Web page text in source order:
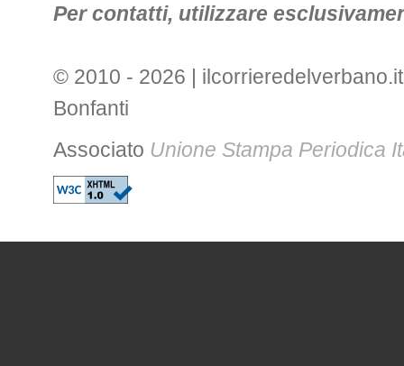
Per contatti, utilizzare
© 2010 - 2026 |
Bonfanti
Associato Unione Stampa Periodica